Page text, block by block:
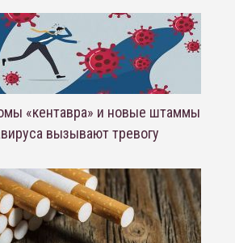
«кентавра» и новые штаммы
вызывают тревогу